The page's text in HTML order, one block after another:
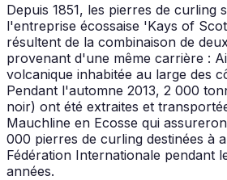
Depuis 1851, les pierres de curling
l'entreprise écossaise 'Kays of
résultent de la combinaison de
provenant d'une même carrière :
volcanique inhabitée au large des
Pendant l'automne 2013, 2 000
noir) ont été extraites et
Mauchline en Ecosse qui
000 pierres de curling destinées à
Fédération Internationale pendant
années.